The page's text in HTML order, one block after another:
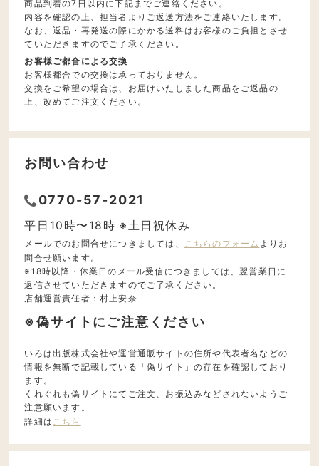
商品到着の7日以内に下記までご連絡ください。
内容を確認の上、担当者よりご返送方法をご連絡いたします。
なお、返品・再発送の際にかかる送料はお客様のご負担とさせ
ていただきますのでご了承ください。
お客様ご都合による交換
お客様都合での交換は承っておりません。
交換をご希望の場合は、お届けいたしました商品をご返品の
上、改めてご注文ください。
お問い合わせ
0770-57-2021
平日10時〜18時 ※土日祝休み
メールでのお問合せにつきましては、 こちらのフォーム よりお
問合せ願います。
※18時以降・休業日のメール受信につきましては、翌営業日に
返信させていただきますのでご了承ください。
店舗運営責任者：村上安奈
※偽サイトにご注意ください
いろは出版株式会社や運営通販サイトの住所や代表者名などの
情報を無断で記載している「偽サイト」の存在を確認しており
ます。
くれぐれも偽サイトにてご注文、お振込みなどされないようご
注意願います。
詳細は こちら